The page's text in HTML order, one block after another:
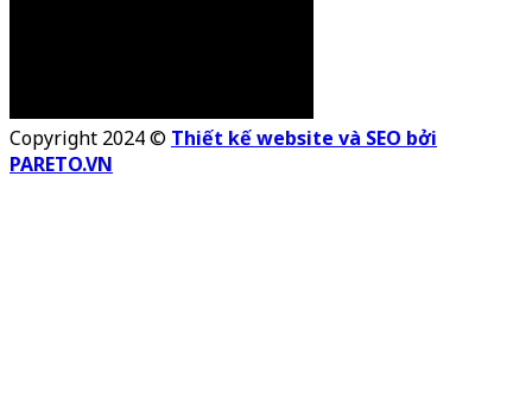
Copyright 2024 © Thiết kế website và SEO bởi
PARETO.VN